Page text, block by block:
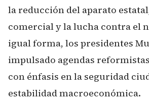
la reducción del aparato
comercial y la lucha contra el
igual forma, los presidentes
impulsado agendas
con énfasis en la seguridad
estabilidad macroeconómica.